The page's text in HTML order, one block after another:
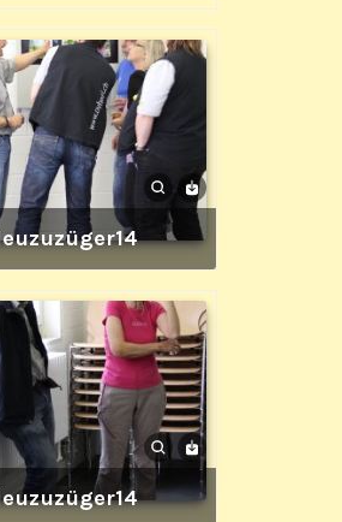
Neuzuzüger14
Neuzuzüger14